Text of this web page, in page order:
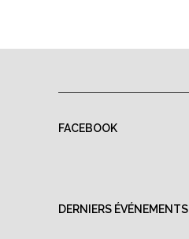
FACEBOOK
DERNIERS ÉVÉNEMENTS